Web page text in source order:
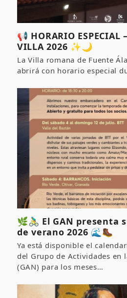
📢 HORARIO ESPECIAL
VILLA 2026 ✨🌙
La Villa romana de Fuente
abrirá con horario especial
🌿🚴‍♂️ El GAN presenta
de verano 2026 🌊🥾
Ya está disponible el
del Grupo de Actividades en
(GAN) para los meses…